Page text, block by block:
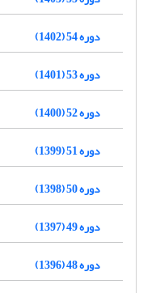
دوره 54 (1402)
دوره 53 (1401)
دوره 52 (1400)
دوره 51 (1399)
دوره 50 (1398)
دوره 49 (1397)
دوره 48 (1396)